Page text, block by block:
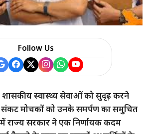
Follow Us
स्वास्थ्य सेवाओं को सुदृढ़ करने
मोचकों को उनके समर्पण का समुचित
राज्य सरकार ने एक निर्णायक कदम